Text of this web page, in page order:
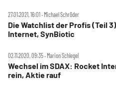
27.01.2021, 16:01 ‧ Michael Schröder
Die Watchlist der Profis (Teil
Internet, SynBiotic
02.11.2020, 09:35 ‧ Marion Schlegel
Wechsel im SDAX: Rocket
rein, Aktie rauf